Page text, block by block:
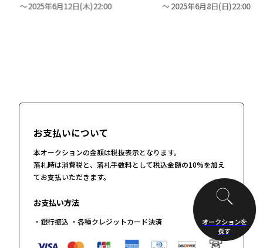
2025年6月12日(木)22:00 2025年6月8日(日)22:00
お支払いについて
本オークションの金額は税抜表示となります。
落札時は消費税と、落札手数料として税込金額の10%を加え
てお支払いただきます。
お支払い方法
・銀行振込 ・各種クレジットカード決済
オークションを
探す